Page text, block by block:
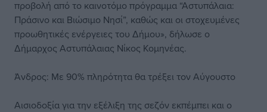
προβολή από το καινοτόμο πρόγραμμα “Αστυπάλαια:
Πράσινο και Βιώσιμο Νησί”, καθώς και οι στοχευμένες
προωθητικές ενέργειες του Δήμου», δήλωσε ο
Δήμαρχος Αστυπάλαιας Νίκος Κομηνέας.
Άνδρος: Με 90% πληρότητα θα τρέξει τον Αύγουστο
Αισιοδοξία για την εξέλιξη της σεζόν εκπέμπει και ο